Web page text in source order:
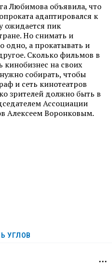
Любимова объявила, что
адаптировался к
ожидается пик
Но снимать и
одно, а прокатывать и
Сколько фильмов в
кинобизнес на своих
собирать, чтобы
и сеть кинотеатров
зрителей должно быть в
Ассоциации
Алексеем Воронковым.
УГЛОВ